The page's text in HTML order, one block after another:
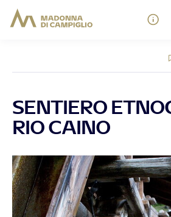
SENTIERO
RIO CAINO